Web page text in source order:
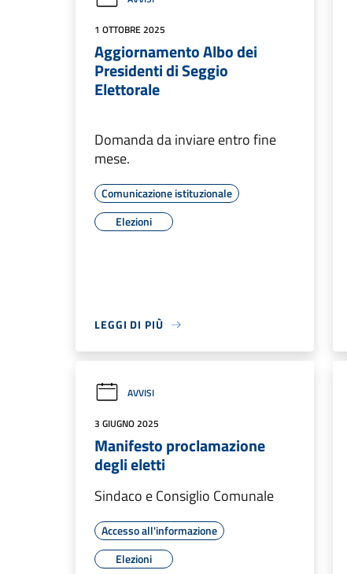
1 OTTOBRE 2025
Aggiornamento Albo dei
Presidenti di Seggio
Elettorale
Domanda da inviare entro fine
mese.
Comunicazione istituzionale
Elezioni
LEGGI DI PIÙ
AVVISI
3 GIUGNO 2025
Manifesto proclamazione
degli eletti
Sindaco e Consiglio Comunale
Accesso all'informazione
Elezioni